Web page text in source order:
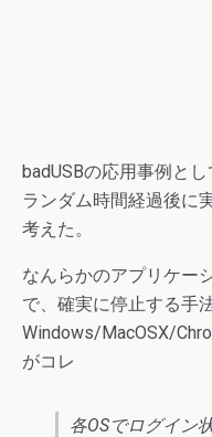
badUSBの応用事例と
ランダム時間経過後に
考えた。
なんらかのアプリケー
で、確実に停止する手
Windows/MacOSX/
がコレ
各OSでログイン